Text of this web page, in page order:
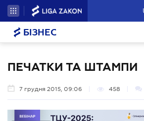
БІЗНЕС
ПЕЧАТКИ ТА ШТАМПИ
7 грудня 2015, 09:06 458